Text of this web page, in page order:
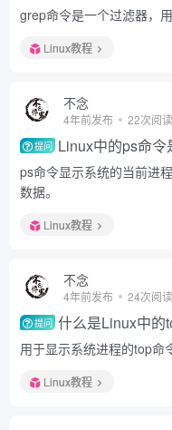
grep命令是一个过滤器，
Linux教程
不念
4年前发布 22次阅读
提问 Linux中的ps命令
ps命令显示系统的当前进
数据。
Linux教程
不念
4年前发布 24次阅读
提问 什么是Linux中的
用于显示系统进程的top命
Linux教程